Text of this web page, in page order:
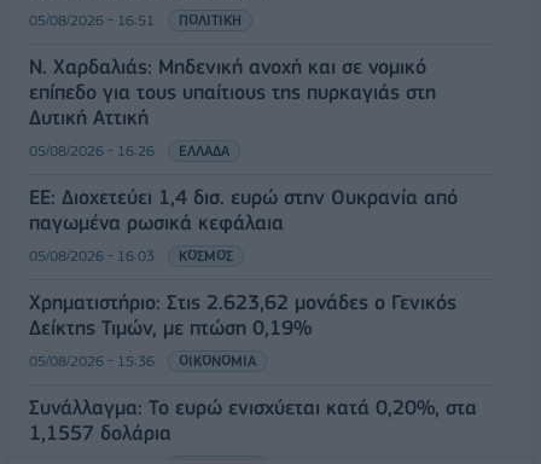
05/08/2026 - 16:51 ΠΟΛΙΤΙΚΗ
Ν. Χαρδαλιάς: Μηδενική ανοχή και σε νομικό
επίπεδο για τους υπαίτιους της πυρκαγιάς στη
Δυτική Αττική
05/08/2026 - 16:26 ΕΛΛΑΔΑ
ΕΕ: Διοχετεύει 1,4 δισ. ευρώ στην Ουκρανία από
παγωμένα ρωσικά κεφάλαια
05/08/2026 - 16:03 ΚΟΣΜΟΣ
Χρηματιστήριο: Στις 2.623,62 μονάδες ο Γενικός
Δείκτης Τιμών, με πτώση 0,19%
05/08/2026 - 15:36 ΟΙΚΟΝΟΜΙΑ
Συνάλλαγμα: Το ευρώ ενισχύεται κατά 0,20%, στα
1,1557 δολάρια